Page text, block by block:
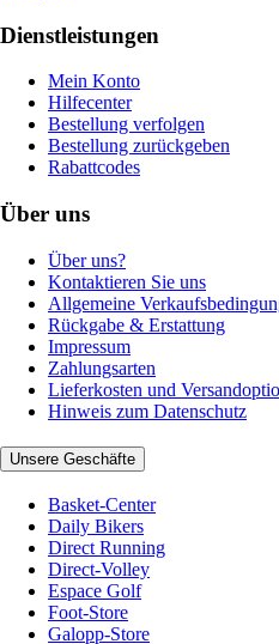
Dienstleistungen
Mein Konto
Hilfecenter
Bestellung verfolgen
Bestellung zurückgeben
Rabattcodes
Über uns
Über uns?
Kontaktieren Sie uns
Allgemeine
Rückgabe & Erstattung
Impressum
Zahlungsarten
Lieferkosten und
Hinweis zum Datenschutz
Unsere Geschäfte
Basket-Center
Daily Bikers
Direct Running
Direct-Volley
Espace Golf
Foot-Store
Galopp-Store